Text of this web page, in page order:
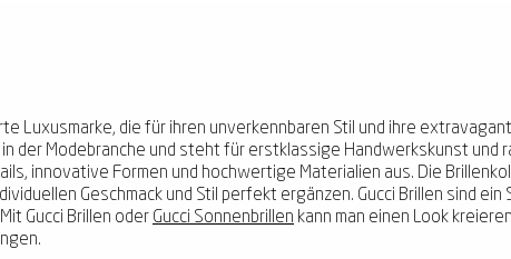
Luxusmarke, die für ihren unverkennbaren Stil und ihre
der Modebranche und steht für erstklassige Handwerkskunst und
innovative Formen und hochwertige Materialien aus. Die
Geschmack und Stil perfekt ergänzen. Gucci Brillen sind
Gucci Brillen oder Gucci Sonnenbrillen kann man einen Look